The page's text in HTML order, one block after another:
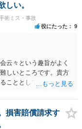
しい。
術ミス・事故
役にたった 9
云々という趣旨がよく
しいところです。貴方
こととしては、クリニ
それらを踏まえてクリ
ニックに対して具体的
損害賠償請求す